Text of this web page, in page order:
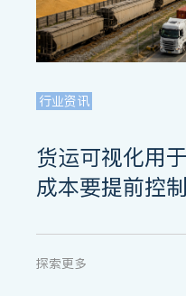
行业资讯
货运可视化用
成本要提前控制
探索更多